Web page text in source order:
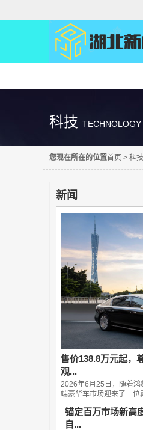
科技 TECHNOLOGY
您现在所在的位置首页 > 科技
新闻
售价138.8万元起，
观...
2026年6月25日，随着
端豪华车市场迎来了一位
锚定百万市场新高
自...